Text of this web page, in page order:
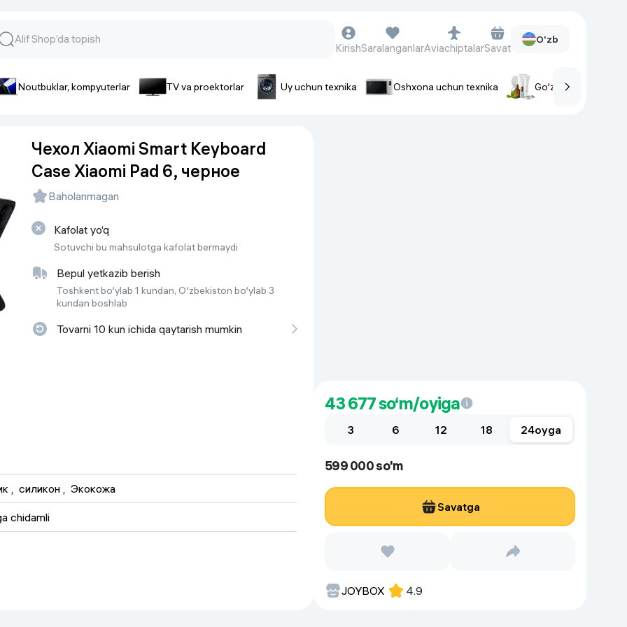
va gadjetlar
ko'zoynaklari
Smartfonlar uchun g’ilof
iPhone uchun g’ilof
Tegishli tovarlar
Batareyalar va akkumulyatorlar
Kabellar
KirishSaralanganlarAviachiptalarSavat
O'zb
Noutbuklar, kompyuterlar TV va proektorlar Uy uchun texnika Oshxona uchun texnika Go‘zallik va parvarish
Чехол Xiaomi Smart Keyboard
Case Xiaomi Pad 6, черное
Baholanmagan
Kafolat yo‘q
Sotuvchi bu mahsulotga kafolat bermaydi
Bepul yetkazib berish
Toshkent bo‘ylab 1 kundan, O‘zbekiston bo‘ylab 3
kundan boshlab
Tovarni 10 kun ichida qaytarish mumkin
, силикон , Экокожа
chidamli
43 677so‘m/oyiga
3 6 12 18 24oyga
599 000 so'm
Savatga
JOYBOX 4.9